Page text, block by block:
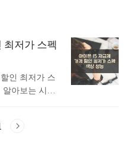
최저가 스펙
인 최저가 스
알아보는 시간
년 9월 공개